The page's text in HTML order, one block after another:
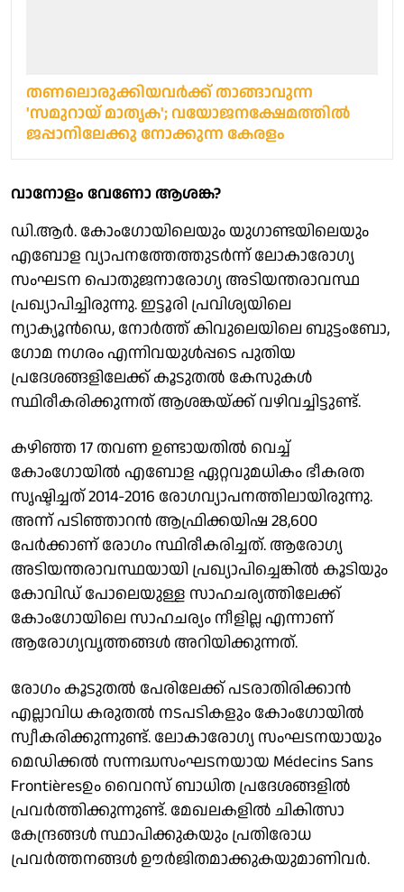
തണലൊരുക്കിയവർക്ക് താങ്ങാവുന്ന
'സമുറായ് മാതൃക'; വയോജനക്ഷേമത്തിൽ
ജപ്പാനിലേക്കു നോക്കുന്ന കേരളം
വാനോളം വേണോ ആശങ്ക?
ഡി.ആർ. കോംഗോയിലെയും യുഗാണ്ടയിലെയും
എബോള വ്യാപനത്തേത്തുടർന്ന് ലോകാരോഗ്യ
സംഘടന പൊതുജനാരോഗ്യ അടിയന്തരാവസ്ഥ
പ്രഖ്യാപിച്ചിരുന്നു. ഇട്ടൂരി പ്രവിശ്യയിലെ
ന്യാക്യൂൻഡെ, നോർത്ത് കിവുലെയിലെ ബുട്ടംബോ,
ഗോമ നഗരം എന്നിവയുൾപ്പടെ പുതിയ
പ്രദേശങ്ങളിലേക്ക് കൂടുതൽ കേസുകൾ
സ്ഥിരീകരിക്കുന്നത് ആശങ്കയ്ക്ക് വഴിവച്ചിട്ടുണ്ട്.
കഴിഞ്ഞ 17 തവണ ഉണ്ടായതിൽ വെച്ച്
കോംഗോയിൽ എബോള ഏറ്റവുമധികം ഭീകരത
സൃഷ്ടിച്ചത് 2014-2016 രോഗവ്യാപനത്തിലായിരുന്നു.
അന്ന് പടിഞ്ഞാറൻ ആഫ്രിക്കയിഷ 28,600
പേർക്കാണ് രോഗം സ്ഥിരീകരിച്ചത്. ആരോഗ്യ
അടിയന്തരാവസ്ഥയായി പ്രഖ്യാപിച്ചെങ്കിൽ കൂടിയും
കോവിഡ് പോലെയുള്ള സാഹചര്യത്തിലേക്ക്
കോംഗോയിലെ സാഹചര്യം നീളില്ല എന്നാണ്
ആരോഗ്യവൃത്തങ്ങൾ അറിയിക്കുന്നത്.
രോഗം കൂടുതൽ പേരിലേക്ക് പടരാതിരിക്കാൻ
എല്ലാവിധ കരുതൽ നടപടികളും കോംഗോയിൽ
സ്വീകരിക്കുന്നുണ്ട്. ലോകാരോഗ്യ സംഘടനയായും
മെഡിക്കൽ സന്നദ്ധസംഘടനയായ Médecins Sans
Frontièresഉം വൈറസ് ബാധിത പ്രദേശങ്ങളിൽ
പ്രവർത്തിക്കുന്നുണ്ട്. മേഖലകളിൽ ചികിത്സാ
കേന്ദ്രങ്ങൾ സ്ഥാപിക്കുകയും പ്രതിരോധ
പ്രവർത്തനങ്ങൾ ഊർജിതമാക്കുകയുമാണിവർ.